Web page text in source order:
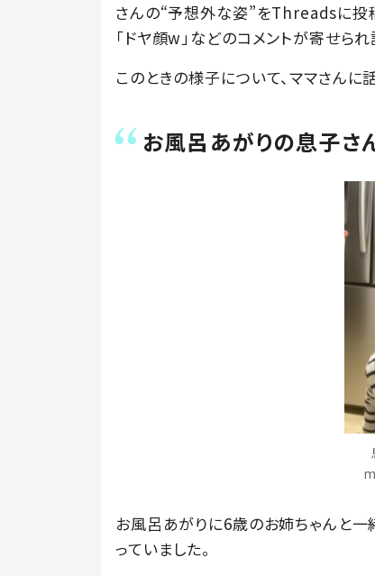
さんの“予想外な姿”をThreadsに投稿
「ドヤ顔w」などのコメントが寄せら
このときの様子について、ママさんに
お風呂あがりの息子
お風呂あがりに6歳のお姉ちゃんと
っていました。